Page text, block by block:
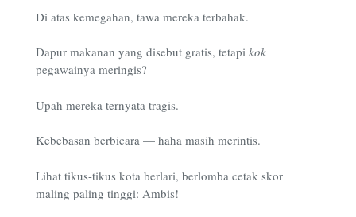
Di atas kemegahan, tawa mereka terbahak.
Dapur makanan yang disebut gratis, tetapi kok
pegawainya meringis?
Upah mereka ternyata tragis.
Kebebasan berbicara — haha masih merintis.
Lihat tikus-tikus kota berlari, berlomba cetak skor
maling paling tinggi: Ambis!